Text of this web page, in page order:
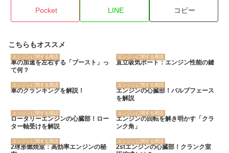
Pocket LINE コピー
こちらもオススメ
エンジンに関する用語
車の加速を左右する「ブースト」っ
て何？
エンジンに関する用語
直立吸気ポート：エンジン性能の鍵
エンジンに関する用語
車のクランキングを解説！
エンジンに関する用語
エンジンの心臓部！バルブフェース
を解説
エンジンに関する用語
ロータリーエンジンの心臓部！ロー
ター軸受けを解説
エンジンに関する用語
エンジンの回転を解き明かす「クラ
ンク角」
エンジンに関する用語
2球形燃焼室：高効率エンジンの秘
エンジンに関する用語
2stエンジンの心臓部！クランク室